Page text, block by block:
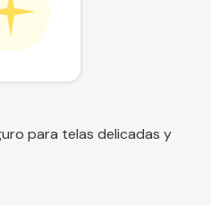
para telas delicadas y